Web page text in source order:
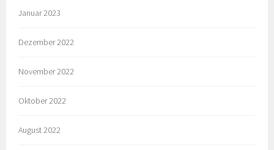
Januar 2023
Dezember 2022
November 2022
Oktober 2022
August 2022